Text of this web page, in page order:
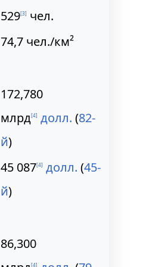
529[3]
чел.
74,7чел./км²
172,780
млрд[4] долл. (82-
й)
45 087[4] долл. (45-
й)
86,300
[4]